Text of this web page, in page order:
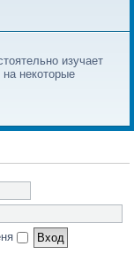
изучает
некоторые